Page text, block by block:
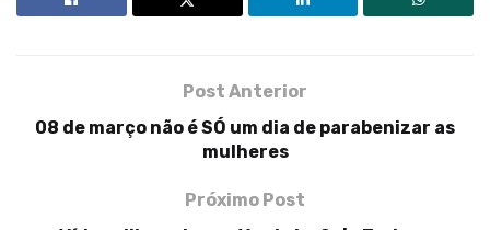
Post Anterior
08 de março não é SÓ um dia de parabenizar as
mulheres
Próximo Post